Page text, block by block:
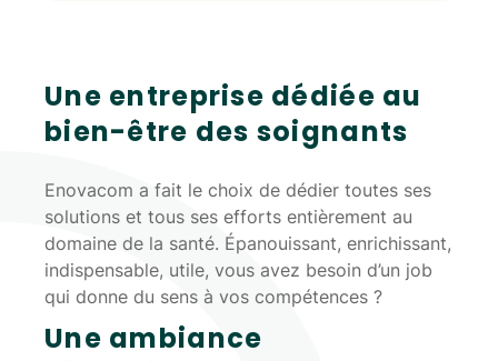
Une entreprise dédiée au
bien-être des soignants
Enovacom a fait le choix de dédier toutes ses
solutions et tous ses efforts entièrement au
domaine de la santé. Épanouissant, enrichissant,
indispensable, utile, vous avez besoin d’un job
qui donne du sens à vos compétences ?
Une ambiance